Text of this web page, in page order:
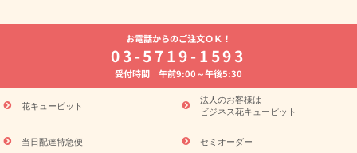
よく贈られる花
お祝いの花特集
誕生日フラワーギフト特集
8月の誕生花(トルコキキョウ)
開店・開業祝い
お供え・お悔やみ お供え・お悔やみの花
通夜・葬儀に贈る花 胡蝶蘭・花鉢
ーブドフラワー
季節のイベント
ひまわり ギフト・プレゼント
特集
お盆 花（新盆・初盆） 季節のイベント
お盆 花（新
盆・初盆）
お盆 花（新盆・初盆）
お盆・お供え 花とセットギ
フト
お盆・お供え プリザーブドフラワー
ひまわり ギフト・プ
お電話からのご注文ＯＫ！
03-5719-1593
受付時間 午前9:00～午後5:30
花キューピット
法人のお客様は
ビジネス花キューピット
当日配達特急便 セミオーダー